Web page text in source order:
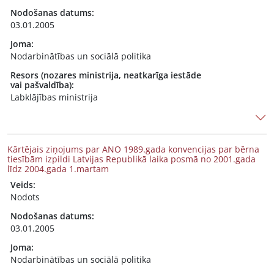
Nodošanas datums:
03.01.2005
Joma:
Nodarbinātības un sociālā politika
Resors (nozares ministrija, neatkarīga iestāde
vai pašvaldība):
Labklājības ministrija
Kārtējais ziņojums par ANO 1989.gada konvencijas par bērna
tiesībām izpildi Latvijas Republikā laika posmā no 2001.gada
līdz 2004.gada 1.martam
Veids:
Nodots
Nodošanas datums:
03.01.2005
Joma:
Nodarbinātības un sociālā politika